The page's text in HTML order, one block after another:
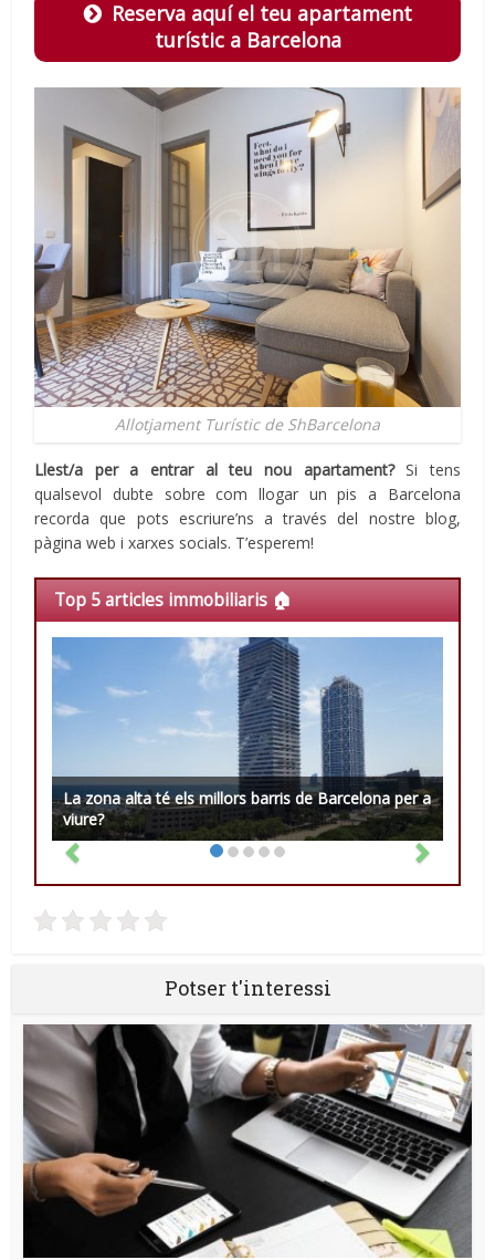
Reserva aquí el teu apartament
turístic a Barcelona
Allotjament Turístic de ShBarcelona
Llest/a per a entrar al teu nou apartament?Si tens
qualsevol dubte sobre com llogar un pis a Barcelona
recorda que pots escriure’ns a través del nostre blog,
pàgina web i xarxes socials. T’esperem!
Top 5 articles immobiliaris 🏠
La zona alta té els millors barris de Barcelona per a
viure?
Potser t'interessi